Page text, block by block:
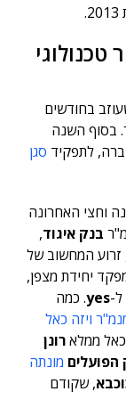
בחודשים
בסוף השנה
לתפקיד סגן
וחצי האחרונה
בנק איגוד,
זרוע המחשוב של
יחידת מצפן,
yes. כמה
ויזה כאל
ממלארונן
הפועלים מונתה
, שקודם